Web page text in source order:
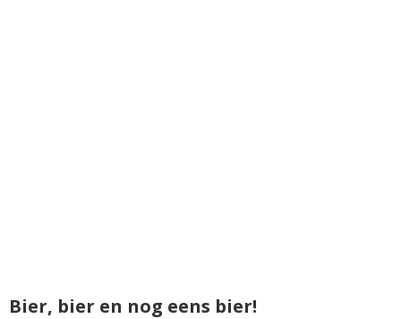
Bier, bier en nog eens bier!